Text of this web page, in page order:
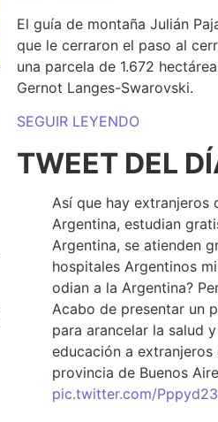
El guía de montaña Julián
que le cerraron el paso al
una parcela de 1.672
Gernot Langes-Swarovski.
SEGUIR LEYENDO
TWEET DEL
Así que hay extranjeros
Argentina, estudian
Argentina, se atienden
hospitales Argentinos
odian a la Argentina?
Acabo de presentar un
para arancelar la salud
educación a extranjeros
provincia de Buenos
pic.twitter.com/